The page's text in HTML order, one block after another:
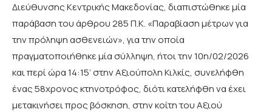
Διεύθυνσης Κεντρικής Μακεδονίας, διαπιστώθηκε μία
παράβαση του άρθρου 285 Π.Κ. «Παραβίαση μέτρων για
την πρόληψη ασθενειών», για την οποία
πραγματοποιήθηκε μία σύλληψη, ήτοι την 10η/02/2026
και περί ώρα 14:15’ στην Αξιούπολη Κιλκίς, συνελήφθη
ένας 58χρονος κτηνοτρόφος, διότι κατελήφθη να έχει
μετακινήσει προς βόσκηση, στην κοίτη του Αξιού